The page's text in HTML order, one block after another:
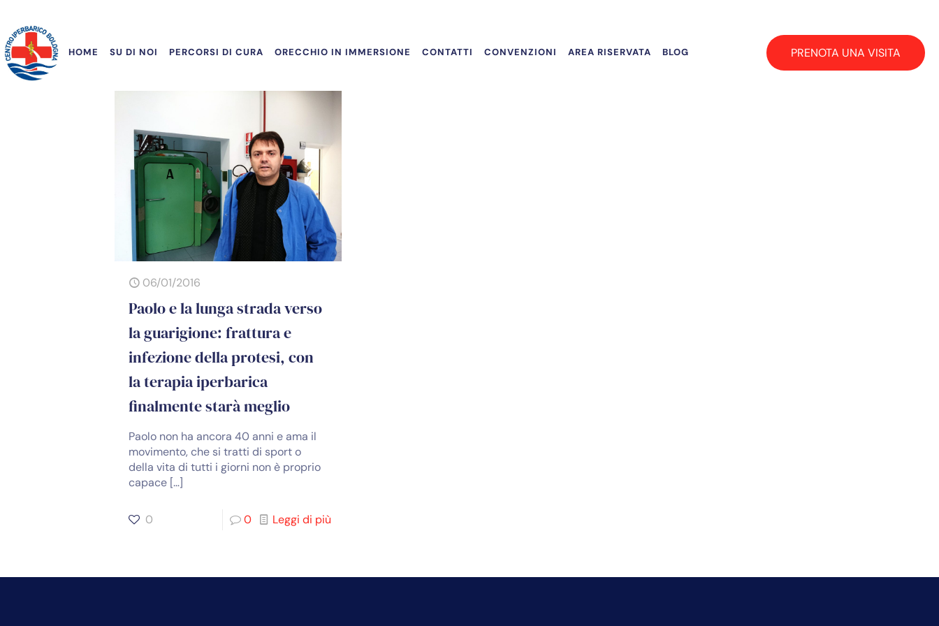
HOME SU DI NOI PERCORSI DI CURA ORECCHIO IN IMMERSIONE CONTATTI CONVENZIONI AREA RISERVATA BLOG PRENOTA UNA VISITA
06/01/2016
Paolo e la lunga strada verso
la guarigione: frattura e
infezione della protesi, con
la terapia iperbarica
finalmente starà meglio
Paolo non ha ancora 40 anni e ama il
movimento, che si tratti di sport o
della vita di tutti i giorni non è proprio
capace […]
0 0 Leggi di più